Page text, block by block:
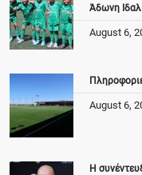
Άδωνη
August 6,
August 6,
Η